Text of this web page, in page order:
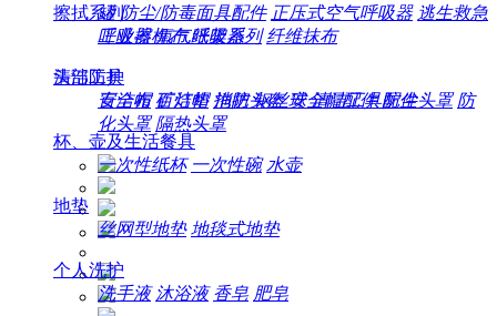
罐 防尘/防毒面具配件 正压式空气呼吸器 逃生救急
呼吸器 氧气呼吸器
头部防护
安全帽 矿灯帽 消防头盔 安全帽配件 防尘头罩 防
化头罩 隔热头罩
擦拭系列
工业擦机布 纸架系列 纤维抹布
清洁工具
百洁布 百洁垫 拖把 钢丝球 清洁工具配件
杯、壶及生活餐具
一次性纸杯 一次性碗 水壶
地垫
丝网型地垫 地毯式地垫
个人洗护
洗手液 沐浴液 香皂 肥皂